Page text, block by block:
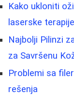
Kako ukloniti
laserske terapije
Najbolji Pilinzi
za Savršenu
Problemi sa
rešenja